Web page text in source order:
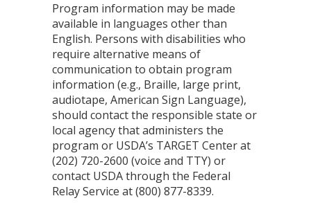
Program information may be made
available in languages other than
English. Persons with disabilities who
require alternative means of
communication to obtain program
information (e.g., Braille, large print,
audiotape, American Sign Language),
should contact the responsible state or
local agency that administers the
program or USDA’s TARGET Center at
(202) 720-2600 (voice and TTY) or
contact USDA through the Federal
Relay Service at (800) 877-8339.